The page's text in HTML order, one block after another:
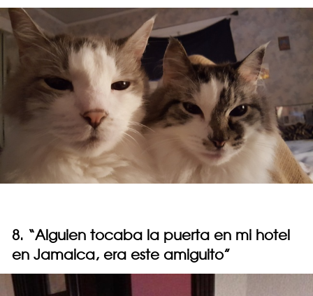
8. “Alguien tocaba la puerta en mi hotel
en Jamaica, era este amiguito”